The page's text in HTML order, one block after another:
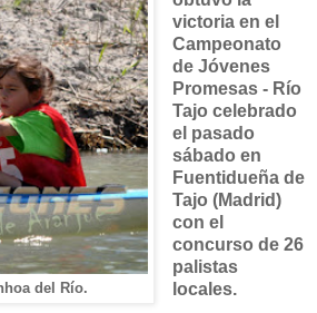
del Río.
victoria en el
Campeonato
de Jóvenes
Promesas - Río
Tajo celebrado
el pasado
sábado en
Fuentidueña de
Tajo (Madrid)
con el
concurso de 26
palistas
locales.